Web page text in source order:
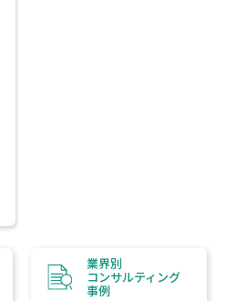
業界別
コンサルティング
事例